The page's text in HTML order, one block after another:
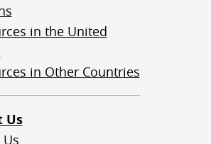
in the United
in Other Countries
Us